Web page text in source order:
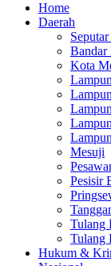
Home
Daerah
Bandar
Kota
Mesuji
Pesisir
Tulang
Tulang
Hukum &